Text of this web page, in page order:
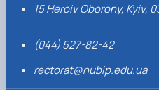
15 Heroiv Oborony, Kyiv,
(044) 527-82-42
rectorat@nubip.edu.ua